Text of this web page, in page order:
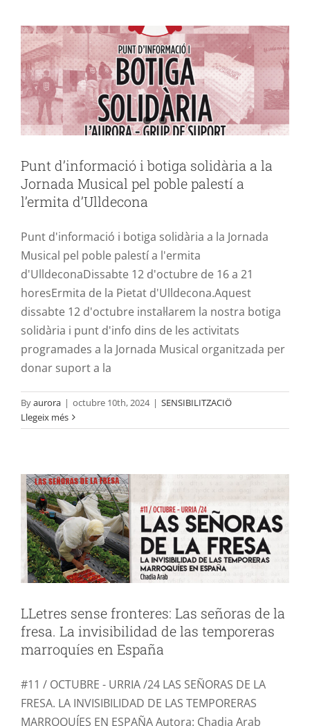
Punt d’informació i botiga solidària a la
Jornada Musical pel poble palestí a
l’ermita d’Ulldecona
Punt d'informació i botiga solidària a la Jornada
Musical pel poble palestí a l'ermita
d'UlldeconaDissabte 12 d'octubre de 16 a 21
horesErmita de la Pietat d'Ulldecona.Aquest
dissabte 12 d'octubre instal·larem la nostra botiga
solidària i punt d'info dins de les activitats
programades a la Jornada Musical organitzada per
donar suport a la
Byaurora | octubre 10th, 2024 | SENSIBILITZACIÖ
Llegeix més
LLetres sense fronteres: Las señoras de
la fresa. La invisibilidad de las
LLetres sense fronteres: Las señoras de la
fresa. La invisibilidad de las temporeras
marroquíes en España
#11 / OCTUBRE - URRIA /24 LAS SEÑORAS DE LA
FRESA. LA INVISIBILIDAD DE LAS TEMPORERAS
MARROQUÍES EN ESPAÑA Autora: Chadia Arab